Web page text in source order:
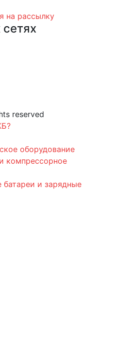
на рассылку
reserved
оборудование
компрессорное
батареи и зарядные